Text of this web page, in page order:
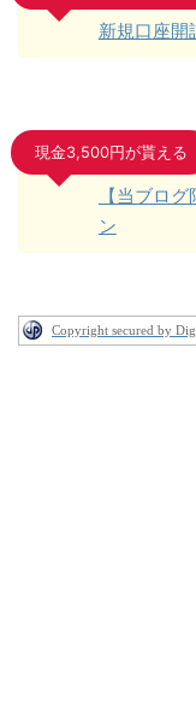
新規口座開
現金3,500円が貰える
【当ブロ
ン
Copyright secured by